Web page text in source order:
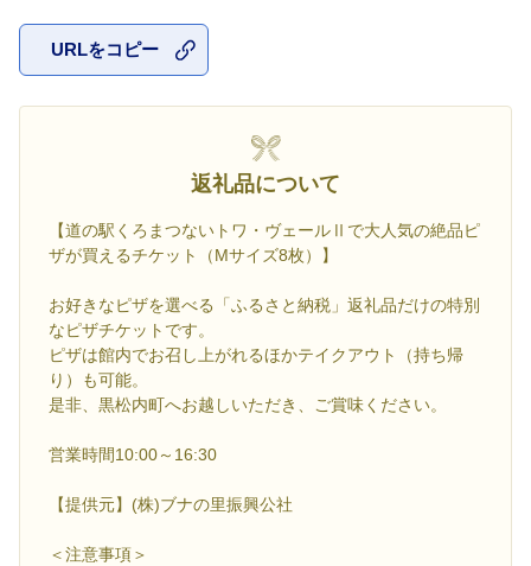
URLをコピー
返礼品について
【道の駅くろまつないトワ・ヴェールⅡで大人気の絶品ピ
ザが買えるチケット（Mサイズ8枚）】
お好きなピザを選べる「ふるさと納税」返礼品だけの特別
なピザチケットです。
ピザは館内でお召し上がれるほかテイクアウト（持ち帰
り）も可能。
是非、黒松内町へお越しいただき、ご賞味ください。
営業時間10:00～16:30
【提供元】(株)ブナの里振興公社
＜注意事項＞